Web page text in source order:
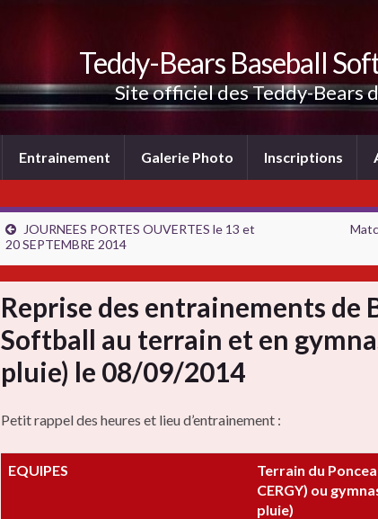
Teddy-Bears Baseball
Site officiel des Teddy-Bears
Entrainement Galerie Photo Inscriptions
JOURNEES PORTES OUVERTES le 13 et
20 SEPTEMBRE 2014
Reprise des entrainements de
Softball au terrain et en
pluie) le 08/09/2014
Petit rappel des heures et lieu d’entrainement :
EQUIPES
Terrain du
CERGY) ou
pluie)